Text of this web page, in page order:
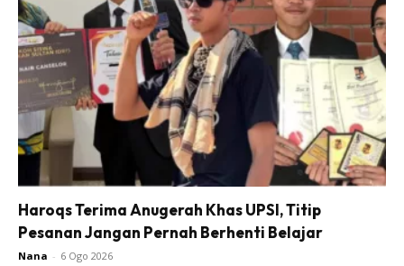
haid.
3. Menguatkan fungsi rahim. Merangsang dan
menyuburkan rahim, sangat bagus untuk yang nak ikhtiar
hamil.
4. Mengetatkan dan meremajakan rahim.
5. Mengaktifkan kelenjar susu dan memperbanyakkan
susu badan.
6. Meningkatkan saiz payudara secara semulajadi.
7. Meningkatkan keanjalan kulit (awet muda) secara
semulajadi.
Haroqs Terima Anugerah Khas UPSI, Titip
Pesanan Jangan Pernah Berhenti Belajar
Nana - 6 Ogo 2026